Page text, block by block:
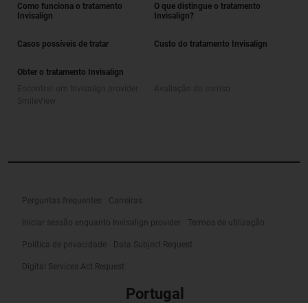
Como funciona o tratamento
Invisalign
O que distingue o tratamento
Invisalign?
Casos possíveis de tratar Custo do tratamento Invisalign
Obter o tratamento Invisalign
Perguntas frequentes Carreiras
Iniciar sessão enquanto Invisalign provider Termos de utilização
Política de privacidade Data Subject Request
Digital Services Act Request
Portugal